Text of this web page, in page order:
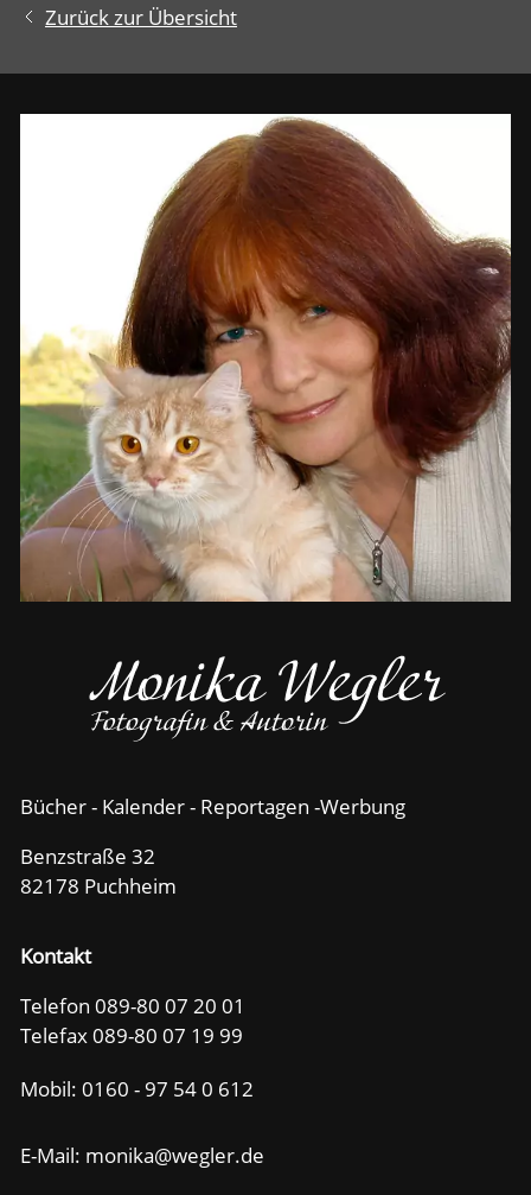
Zurück zur Übersicht
Bücher - Kalender - Reportagen -Werbung
Benzstraße 32
82178 Puchheim
Kontakt
Telefon 089-80 07 20 01
Telefax 089-80 07 19 99
Mobil: 0160 - 97 54 0 612
E-Mail: m n k w gl r d